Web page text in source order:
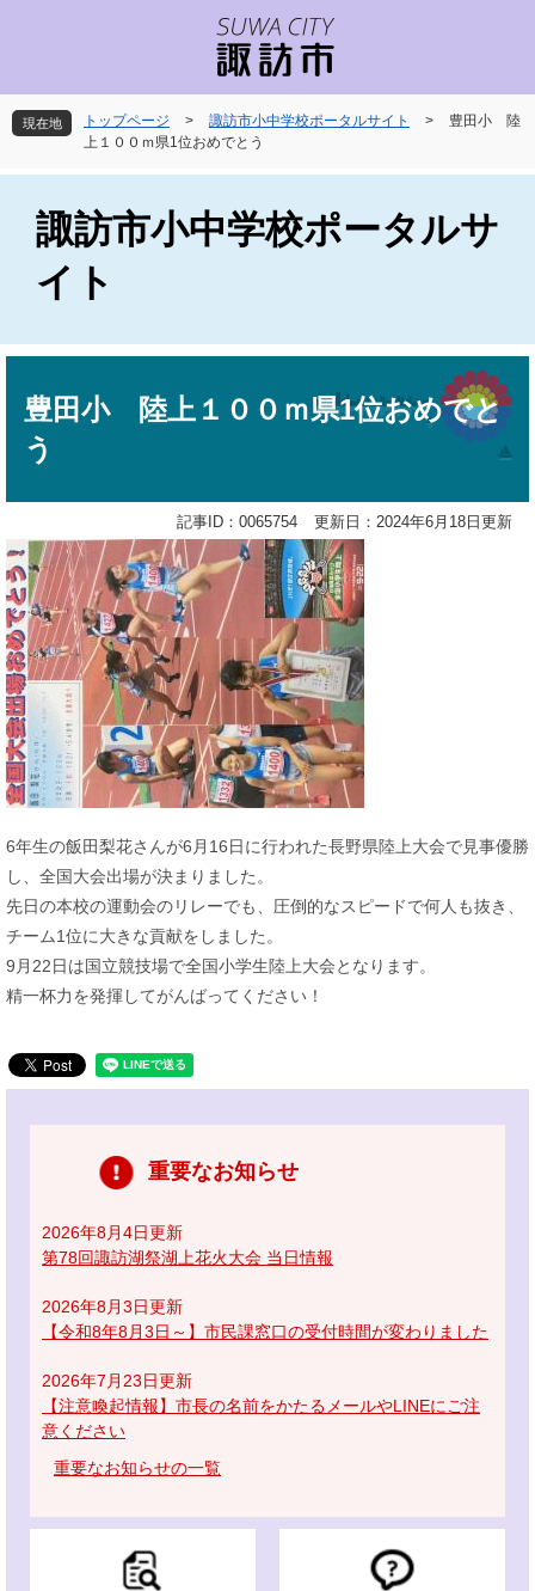
先
頭
を
飛
現在地 トップページ > 諏訪市小中学校ポータルサイト >
豊田小 陸
上１００ｍ県1位おめでとう
諏訪市小中学校ポータルサ
イト
豊田小 陸上１００ｍ県1位おめでと
う
記事ID：0065754 更新日：2024年6月18日更新
6年生の飯田梨花さんが6月16日に行われた長野県陸上大会で見事優勝
し、全国大会出場が決まりました。
先日の本校の運動会のリレーでも、圧倒的なスピードで何人も抜き、
チーム1位に大きな貢献をしました。
9月22日は国立競技場で全国小学生陸上大会となります。
精一杯力を発揮してがんばってください！
重要なお知らせ
2026年8月4日更新
第78回諏訪湖祭湖上花火大会 当日情報
2026年8月3日更新
【令和8年8月3日～】市民課窓口の受付時間が変わりました
2026年7月23日更新
【注意喚起情報】市長の名前をかたるメールやLINEにご注
意ください
重要なお知らせの一覧